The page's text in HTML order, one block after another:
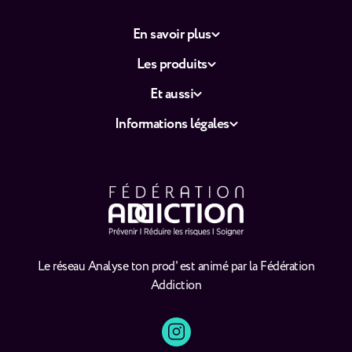
Le réseau Analyse ton prod' est animé par la Fédération
Addiction
En savoir plus
Les produits
Et aussi
Informations légales